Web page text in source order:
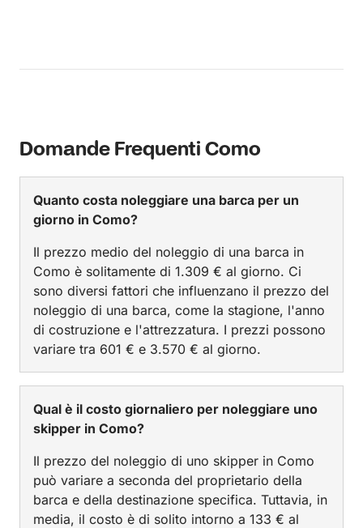
Domande Frequenti Como
Quanto costa noleggiare una barca per un
giorno in Como?
Il prezzo medio del noleggio di una barca in
Como è solitamente di 1.309 € al giorno. Ci
sono diversi fattori che influenzano il prezzo del
noleggio di una barca, come la stagione, l'anno
di costruzione e l'attrezzatura. I prezzi possono
variare tra 601 € e 3.570 € al giorno.
Qual è il costo giornaliero per noleggiare uno
skipper in Como?
Il prezzo del noleggio di uno skipper in Como
può variare a seconda del proprietario della
barca e della destinazione specifica. Tuttavia, in
media, il costo è di solito intorno a 133 € al